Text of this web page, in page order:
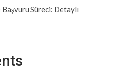
Başvuru Süreci: Detaylı